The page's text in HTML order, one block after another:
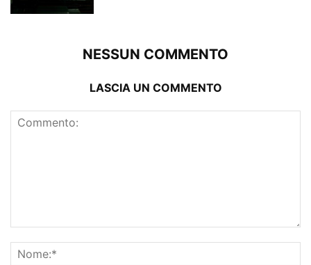
NESSUN COMMENTO
LASCIA UN COMMENTO